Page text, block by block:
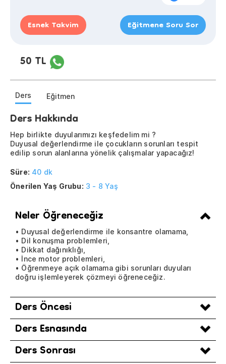
Esnek Takvim Eğitmene Soru Sor
50 TL
Ders Eğitmen
Ders Hakkında
Hep birlikte duyularımızı keşfedelim mi ?
Duyusal değerlendirme ile çocukların sorunları tespit
edilip sorun alanlarına yönelik çalışmalar yapacağız!
Süre: 40 dk
Önerilen Yaş Grubu: 3 - 8 Yaş
Neler Öğreneceğiz
• Duyusal değerlendirme ile konsantre olamama,
• Dil konuşma problemleri,
• Dikkat dağınıklığı,
• İnce motor problemleri,
• Öğrenmeye açık olamama gibi sorunları duyuları
doğru işlemleyerek çözmeyi öğreneceğiz.
Ders Öncesi
Ders Esnasında
Ders Sonrası